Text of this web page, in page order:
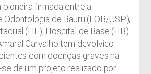
pioneira firmada entre a
Odontologia de Bauru (FOB/USP),
(HE), Hospital de Base (HB)
Carvalho tem devolvido
com doenças graves na
se de um projeto realizado por